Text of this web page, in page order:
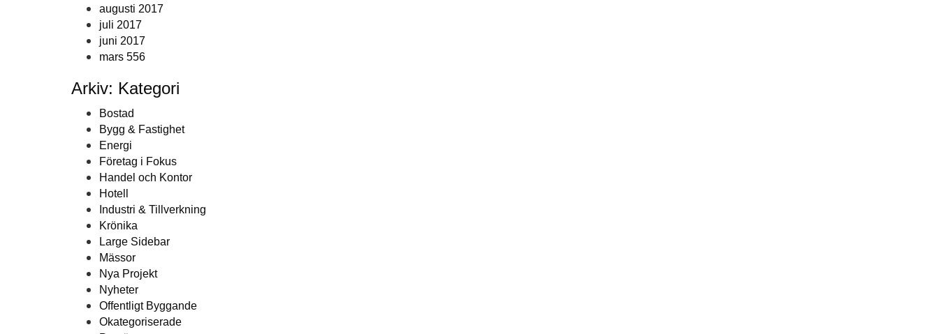
augusti 2017
juli 2017
juni 2017
mars 556
Arkiv: Kategori
Bostad
Bygg & Fastighet
Energi
Företag i Fokus
Handel och Kontor
Hotell
Industri & Tillverkning
Krönika
Large Sidebar
Mässor
Nya Projekt
Nyheter
Offentligt Byggande
Okategoriserade